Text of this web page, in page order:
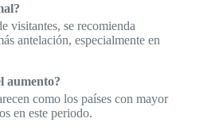
visitantes, se recomienda
antelación, especialmente en
aumento?
como los países con mayor
en este periodo.